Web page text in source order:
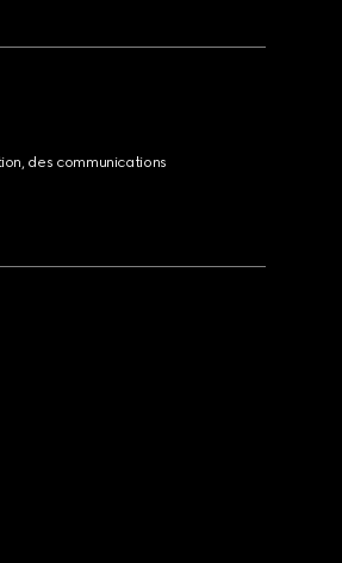
des communications